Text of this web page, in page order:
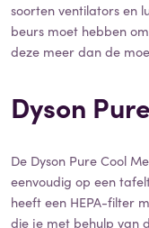
soorten ventilators en
beurs moet hebben
deze meer dan de
Dyson
De Dyson Pure Cool
eenvoudig op een
heeft een HEPA-filter
die je met behulp van